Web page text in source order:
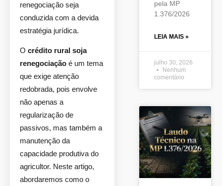
renegociação seja
conduzida com a devida
estratégia jurídica.
O crédito rural soja
renegociação é um tema
que exige atenção
redobrada, pois envolve
não apenas a
regularização de
passivos, mas também a
manutenção da
capacidade produtiva do
agricultor. Neste artigo,
abordaremos como o
pela MP
1.376/2026
LEIA MAIS »
julho 30, 2026
Nenhum
comentário